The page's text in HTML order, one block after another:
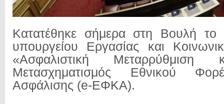
Κατατέθηκε σήμερα στη Βουλή το
υπουργείου Εργασίας και
«Ασφαλιστική Μεταρρύθμιση
Μετασχηματισμός Εθνικού
Ασφάλισης (e-ΕΦΚΑ).